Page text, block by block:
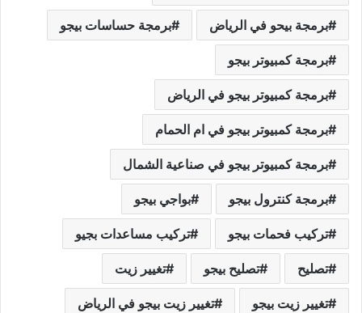
برمجة بيحو في الرياض برمجة حساسات بيجو
برمجة كمبيوتر بيجو
برمجة كمبيوتر بيجو في الرياض
برمجة كمبيوتر بيجو في ام الحمام
برمجة كمبيوتر بيجو في صناعية الشمال
برمجة كنترول بيجو بواجي بيجو
تركيب فحمات بيجو تركيب مساعدات بجيو
تصليح تصليح بيجو تغيير زيت
تغيير زيت بيجو تغيير زيت بيجو في الرياض